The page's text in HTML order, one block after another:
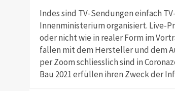
Indes sind TV-Sendungen einfach
Innenministerium organisiert. Live-
oder nicht wie in realer Form im
fallen mit dem Hersteller und dem
per Zoom schliesslich sind in
Bau 2021 erfüllen ihren Zweck der